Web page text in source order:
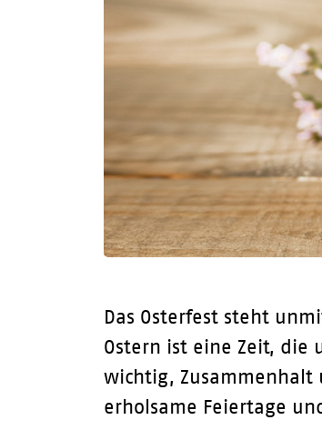
Das Osterfest steht
Ostern ist eine Zeit, die
wichtig, Zusammenhalt
erholsame Feiertage